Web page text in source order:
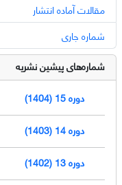
مقالات آماده انتشار
شماره جاری
شماره‌های پیشین نشریه
دوره 15 (1404)
دوره 14 (1403)
دوره 13 (1402)